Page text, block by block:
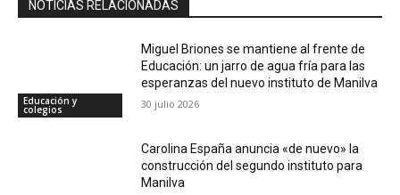
NOTICIAS RELACIONADAS
Educación y
colegios
Miguel Briones se mantiene al frente de
Educación: un jarro de agua fría para las
esperanzas del nuevo instituto de Manilva
30 julio 2026
Carolina España anuncia «de nuevo» la
construcción del segundo instituto para
Manilva